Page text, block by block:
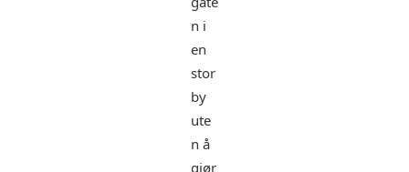
n i
en
stor
by
ute
n å
gjør